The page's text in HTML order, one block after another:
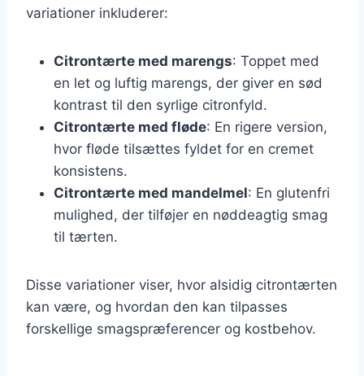
variationer inkluderer:
Citrontærte med marengs: Toppet med
en let og luftig marengs, der giver en sød
kontrast til den syrlige citronfyld.
Citrontærte med fløde: En rigere version,
hvor fløde tilsættes fyldet for en cremet
konsistens.
Citrontærte med mandelmel: En glutenfri
mulighed, der tilføjer en nøddeagtig smag
til tærten.
Disse variationer viser, hvor alsidig citrontærten
kan være, og hvordan den kan tilpasses
forskellige smagspræferencer og kostbehov.